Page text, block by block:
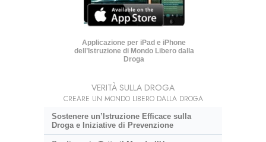
Applicazione per iPad e iPhone
dell’Istruzione di Mondo Libero dalla
Droga
VERITÀ SULLA DROGA
CREARE UN MONDO LIBERO DALLA DROGA
Sostenere un’Istruzione Efficace sulla
Droga e Iniziative di Prevenzione